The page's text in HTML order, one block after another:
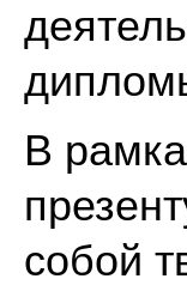
В
собой